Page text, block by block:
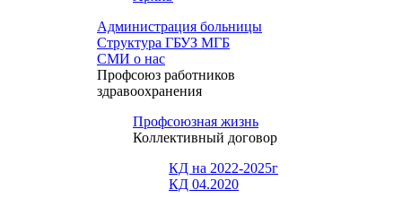
Администрация больницы
Структура ГБУЗ МГБ
СМИ о нас
Профсоюз работников
здравоохранения
Профсоюзная жизнь
Коллективный договор
КД на 2022-2025г
КД 04.2020